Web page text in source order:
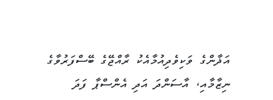
އަޛާންގެ ވަކިވެދިއުމާއެކު ރާއްޖޭގެ ބޭސްފަރުވާގެ
ނިޒާމާއި، އާސަންދަ އަދި އެންސްޕާ ފަދަ